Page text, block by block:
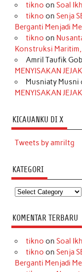
tikno on Soal
tikno on Senja
Berganti Menjadi
tikno on
Konstruksi Maritim,
Amril Taufik
MENYISAKAN
Musniaty Musni
MENYISAKAN
KICAUANKU DI X
Tweets by amriltg
KATEGORI
Kategori
KOMENTAR TERBARU
tikno on Soal
tikno on Senja
Berganti Menjadi